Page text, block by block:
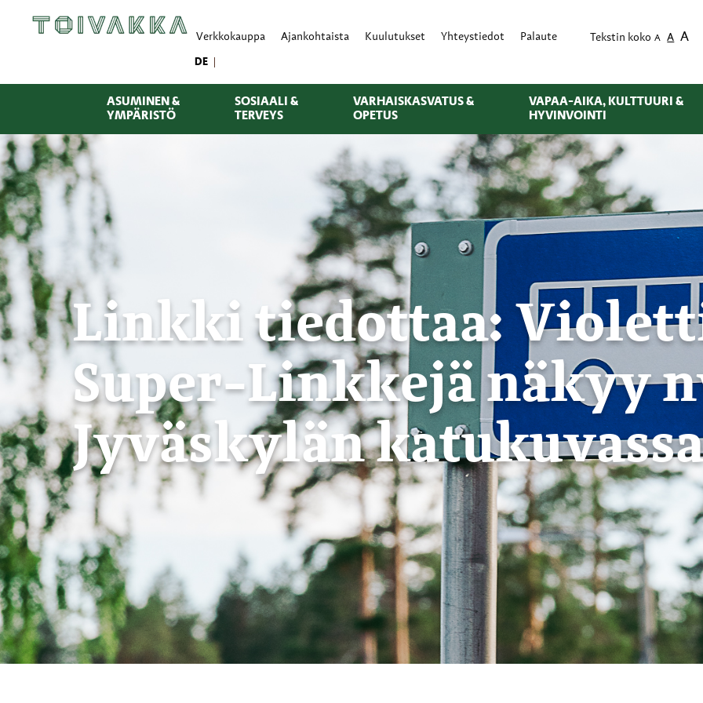
Verkkokauppa Ajankohtaista Kuulutukset Yhteystiedot Palaute Tekstin koko A A A
DE
ASUMINEN &
YMPÄRISTÖ
SOSIAALI &
TERVEYS
VARHAISKASVATUS &
OPETUS
VAPAA-AIKA, KULTTUURI &
HYVINVOINTI
Linkki tiedottaa:
Super-Linkkejä näkyy
Jyväskylän